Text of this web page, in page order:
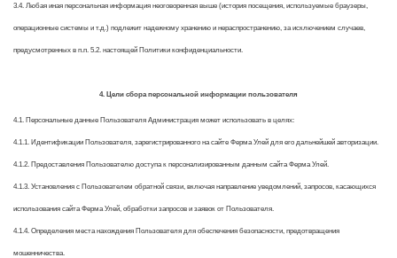
3.4. Любая иная персональная информация неоговоренная выше (история посещения, используемые браузеры,
операционные системы и т.д.) подлежит надежному хранению и нераспространению, за исключением случаев,
предусмотренных в п.п. 5.2. настоящей Политики конфиденциальности.
4. Цели сбора персональной информации пользователя
4.1. Персональные данные Пользователя Администрация может использовать в целях:
4.1.1. Идентификации Пользователя, зарегистрированного на сайте Ферма Улей для его дальнейшей авторизации.
4.1.2. Предоставления Пользователю доступа к персонализированным данным сайта Ферма Улей.
4.1.3. Установления с Пользователем обратной связи, включая направление уведомлений, запросов, касающихся
использования сайта Ферма Улей, обработки запросов и заявок от Пользователя.
4.1.4. Определения места нахождения Пользователя для обеспечения безопасности, предотвращения
мошенничества.